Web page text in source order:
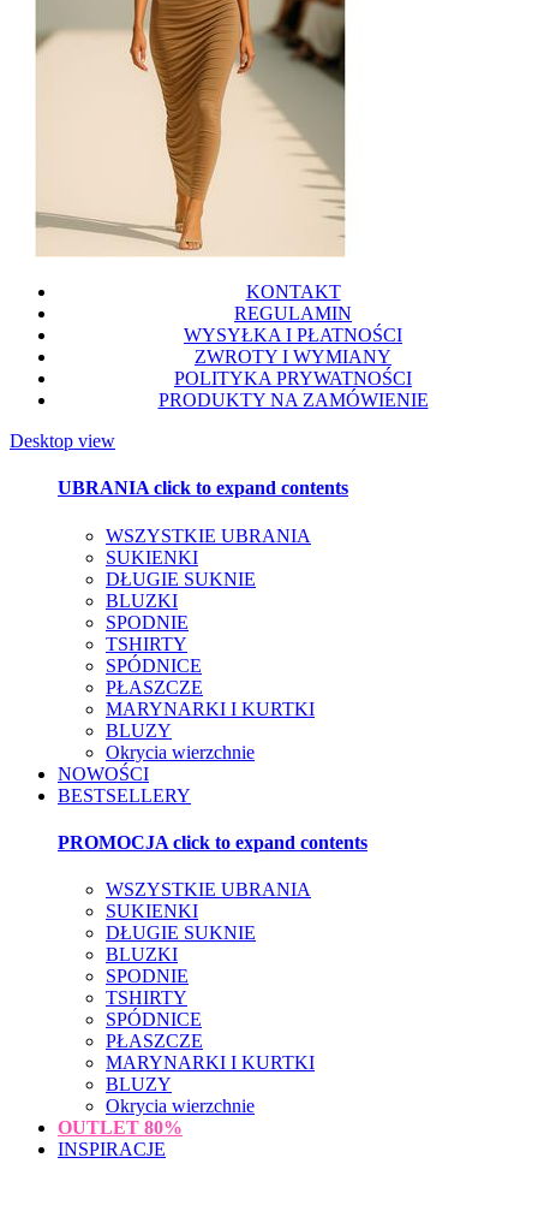
KONTAKT
REGULAMIN
WYSYŁKA I PŁATNOŚCI
ZWROTY I WYMIANY
POLITYKA PRYWATNOŚCI
PRODUKTY NA ZAMÓWIENIE
Desktop view
UBRANIAclick to expand contents
WSZYSTKIE UBRANIA
SUKIENKI
DŁUGIE SUKNIE
BLUZKI
SPODNIE
TSHIRTY
SPÓDNICE
PŁASZCZE
MARYNARKI I KURTKI
BLUZY
Okrycia wierzchnie
NOWOŚCI
BESTSELLERY
PROMOCJA click to expand contents
WSZYSTKIE UBRANIA
SUKIENKI
DŁUGIE SUKNIE
BLUZKI
SPODNIE
TSHIRTY
SPÓDNICE
PŁASZCZE
MARYNARKI I KURTKI
BLUZY
Okrycia wierzchnie
OUTLET 80%
INSPIRACJE